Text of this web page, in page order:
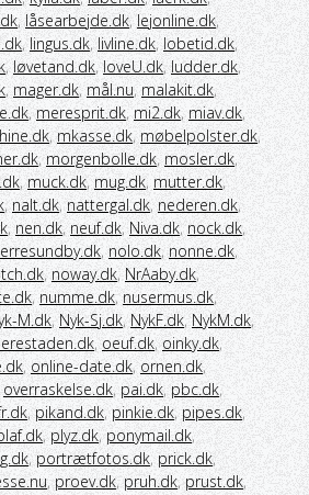
, låsearbejde.dk, lejonline.dk,
, lingus.dk, livline.dk, lobetid.dk,
, løvetand.dk, loveU.dk, ludder.dk,
, mager.dk, mål.nu, malakit.dk,
, meresprit.dk, mi2.dk, miav.dk,
, mkasse.dk, møbelpolster.dk,
, morgenbolle.dk, mosler.dk,
, muck.dk, mug.dk, mutter.dk,
, nalt.dk, nattergal.dk, nederen.dk,
, nen.dk, neuf.dk, Niva.dk, nock.dk,
, nolo.dk, nonne.dk,
, noway.dk, NrAaby.dk,
, numme.dk, nusermus.dk,
M.dk, Nyk-Sj.dk, NykF.dk, NykM.dk,
, oeuf.dk, oinky.dk,
, online-date.dk, ornen.dk,
overraskelse.dk, pai.dk, pbc.dk,
, pikand.dk, pinkie.dk, pipes.dk,
, plyz.dk, ponymail.dk,
, portrætfotos.dk, prick.dk,
, proev.dk, pruh.dk, prust.dk,